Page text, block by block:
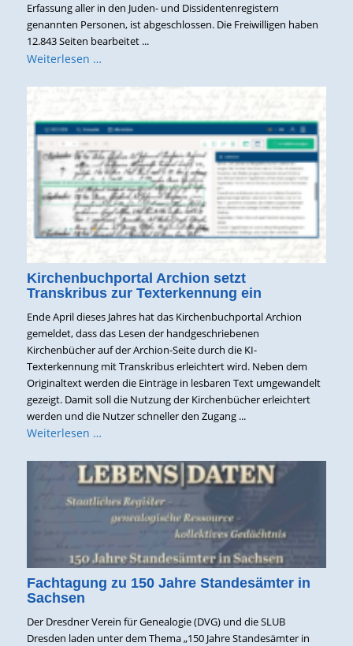
Erfassung aller in den Juden- und Dissidentenregistern
genannten Personen, ist abgeschlossen. Die Freiwilligen haben
12.843 Seiten bearbeitet ...
Weiterlesen …
Kirchenbuchportal Archion setzt
Transkribus zur Texterkennung ein
Ende April dieses Jahres hat das Kirchenbuchportal Archion
gemeldet, dass das Lesen der handgeschriebenen
Kirchenbücher auf der Archion-Seite durch die KI-
Texterkennung mit Transkribus erleichtert wird. Neben dem
Originaltext werden die Einträge in lesbaren Text umgewandelt
gezeigt. Damit soll die Nutzung der Kirchenbücher erleichtert
werden und die Nutzer schneller den Zugang ...
Weiterlesen …
Fachtagung zu 150 Jahre Standesämter in
Sachsen
Der Dresdner Verein für Genealogie (DVG) und die SLUB
Dresden laden unter dem Thema „150 Jahre Standesämter in